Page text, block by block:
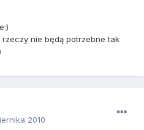
nie będą potrzebne tak
2010